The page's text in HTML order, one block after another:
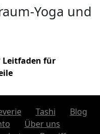
Yoga und
Leitfaden für
Tashi
Blog
Über uns